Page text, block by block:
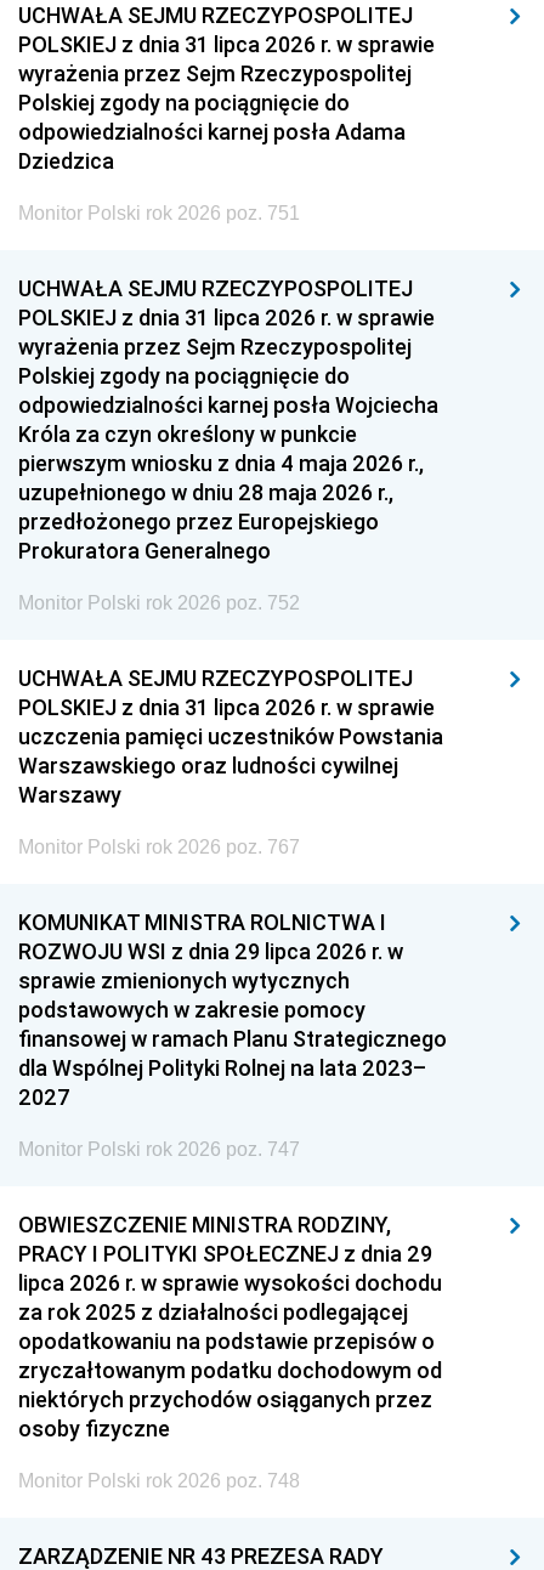
UCHWAŁA SEJMU RZECZYPOSPOLITEJ
POLSKIEJ z dnia 31 lipca 2026 r. w sprawie
wyrażenia przez Sejm Rzeczypospolitej
Polskiej zgody na pociągnięcie do
odpowiedzialności karnej posła Adama
Dziedzica
Monitor Polski rok 2026 poz. 751
UCHWAŁA SEJMU RZECZYPOSPOLITEJ
POLSKIEJ z dnia 31 lipca 2026 r. w sprawie
wyrażenia przez Sejm Rzeczypospolitej
Polskiej zgody na pociągnięcie do
odpowiedzialności karnej posła Wojciecha
Króla za czyn określony w punkcie
pierwszym wniosku z dnia 4 maja 2026 r.,
uzupełnionego w dniu 28 maja 2026 r.,
przedłożonego przez Europejskiego
Prokuratora Generalnego
Monitor Polski rok 2026 poz. 752
UCHWAŁA SEJMU RZECZYPOSPOLITEJ
POLSKIEJ z dnia 31 lipca 2026 r. w sprawie
uczczenia pamięci uczestników Powstania
Warszawskiego oraz ludności cywilnej
Warszawy
Monitor Polski rok 2026 poz. 767
KOMUNIKAT MINISTRA ROLNICTWA I
ROZWOJU WSI z dnia 29 lipca 2026 r. w
sprawie zmienionych wytycznych
podstawowych w zakresie pomocy
finansowej w ramach Planu Strategicznego
dla Wspólnej Polityki Rolnej na lata 2023–
2027
Monitor Polski rok 2026 poz. 747
OBWIESZCZENIE MINISTRA RODZINY,
PRACY I POLITYKI SPOŁECZNEJ z dnia 29
lipca 2026 r. w sprawie wysokości dochodu
za rok 2025 z działalności podlegającej
opodatkowaniu na podstawie przepisów o
zryczałtowanym podatku dochodowym od
niektórych przychodów osiąganych przez
osoby fizyczne
Monitor Polski rok 2026 poz. 748
ZARZĄDZENIE NR 43 PREZESA RADY